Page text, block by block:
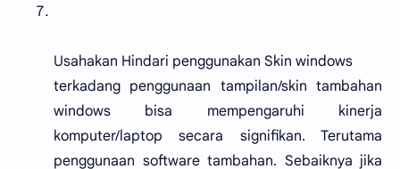
Usahakan Hindari penggunakan Skin windows
terkadang penggunaan tampilan/skin tambahan
windows bisa mempengaruhi kinerja
komputer/laptop secara signifikan. Terutama
penggunaan software tambahan. Sebaiknya jika